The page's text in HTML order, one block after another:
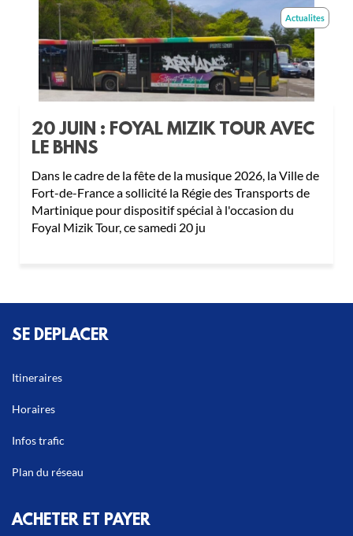
Actualites
20 JUIN : FOYAL MIZIK TOUR AVEC
LE BHNS
Dans le cadre de la fête de la musique 2026, la Ville de
Fort-de-France a sollicité la Régie des Transports de
Martinique pour dispositif spécial à l'occasion du
Foyal Mizik Tour, ce samedi 20 ju
SE DEPLACER
Itineraires
Horaires
Infos trafic
Plan du réseau
ACHETER ET PAYER